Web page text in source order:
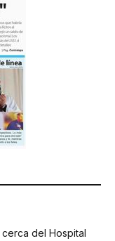
del Hospital